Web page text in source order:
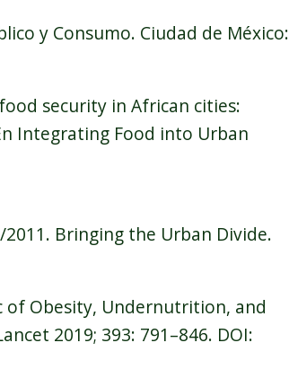
y Consumo. Ciudad de México:
security in African cities:
Integrating Food into Urban
Bringing the Urban Divide.
of Obesity, Undernutrition, and
2019; 393: 791–846. DOI: